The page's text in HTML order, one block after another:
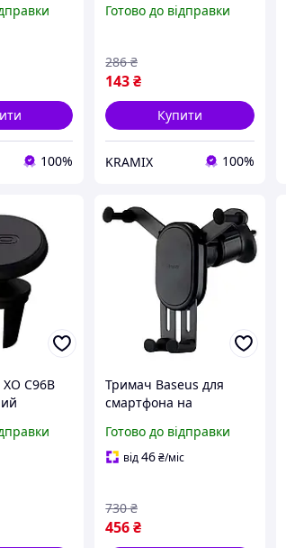
100%
захисту обладнання
Готово до відправки
143₴
286 ₴
Купити
KRAMIX 100%
C96B
Тримач Baseus для
смартфона на
гравітаційним
механізмом для
використання
Готово до відправки
від46₴/міс
456₴
730 ₴